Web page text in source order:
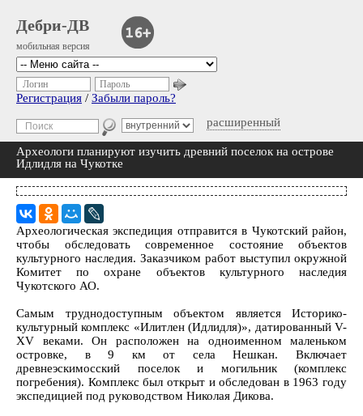
Дебри-ДВ
мобильная версия
расширенный
Логин Пароль
Регистрация / Забыли пароль?
Археологи планируют изучить древний поселок на острове
Идлидля на Чукотке
Археологическая экспедиция отправится в Чукотский район,
чтобы обследовать современное состояние объектов
культурного наследия. Заказчиком работ выступил окружной
Комитет по охране объектов культурного наследия
Чукотского АО.
Самым труднодоступным объектом является Историко-
культурный комплекс «Илитлен (Идлидля)», датированный V-
XV веками. Он расположен на одноименном маленьком
островке, в 9 км от села Нешкан. Включает
древнеэскимосский поселок и могильник (комплекс
погребения). Комплекс был открыт и обследован в 1963 году
экспедицией под руководством Николая Дикова.